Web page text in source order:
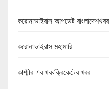
করোনাভাইরাস আপডেট বাংলাদেশখবর
করোনাভাইরাস মহামারি
কাশ্মীর এর খবরক্রিকেটের খবর